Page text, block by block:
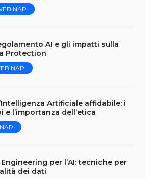
AI e gli impatti sulla
Protection
Artificiale affidabile: i
e l’importanza dell’etica
per l’AI: tecniche per
dei dati